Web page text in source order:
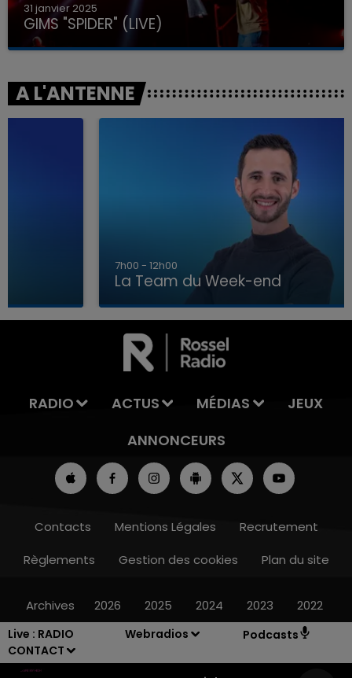
Live : RADIO
CONTACT
Webradios Podcasts
LA TEAM DU WEEK-END
31 janvier 2025
GIMS "SPIDER" (LIVE)
A L'ANTENNE
La Team du Week-end
RADIO ACTUS MÉDIAS
JEUX
ANNONCEURS
Contacts Mentions Légales
Recrutement
Règlements
Gestion des cookies Plan du site
Archives 2026 2025 2024 2023 2022